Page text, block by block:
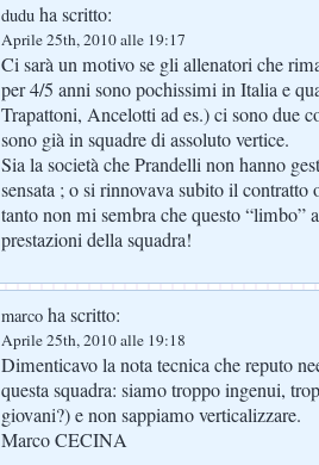
dudu ha scritto:
Aprile 25th, 2010 alle 19:17
Ci sarà un motivo se gli allenatori che
per 4/5 anni sono pochissimi in Italia e
Trapattoni, Ancelotti ad es.) ci sono due
sono già in squadre di assoluto vertice.
Sia la società che Prandelli non hanno
sensata ; o si rinnovava subito il
tanto non mi sembra che questo “limbo”
prestazioni della squadra!
marco ha scritto:
Aprile 25th, 2010 alle 19:18
Dimenticavo la nota tecnica che reputo
questa squadra: siamo troppo ingenui,
giovani?) e non sappiamo verticalizzare.
Marco CECINA